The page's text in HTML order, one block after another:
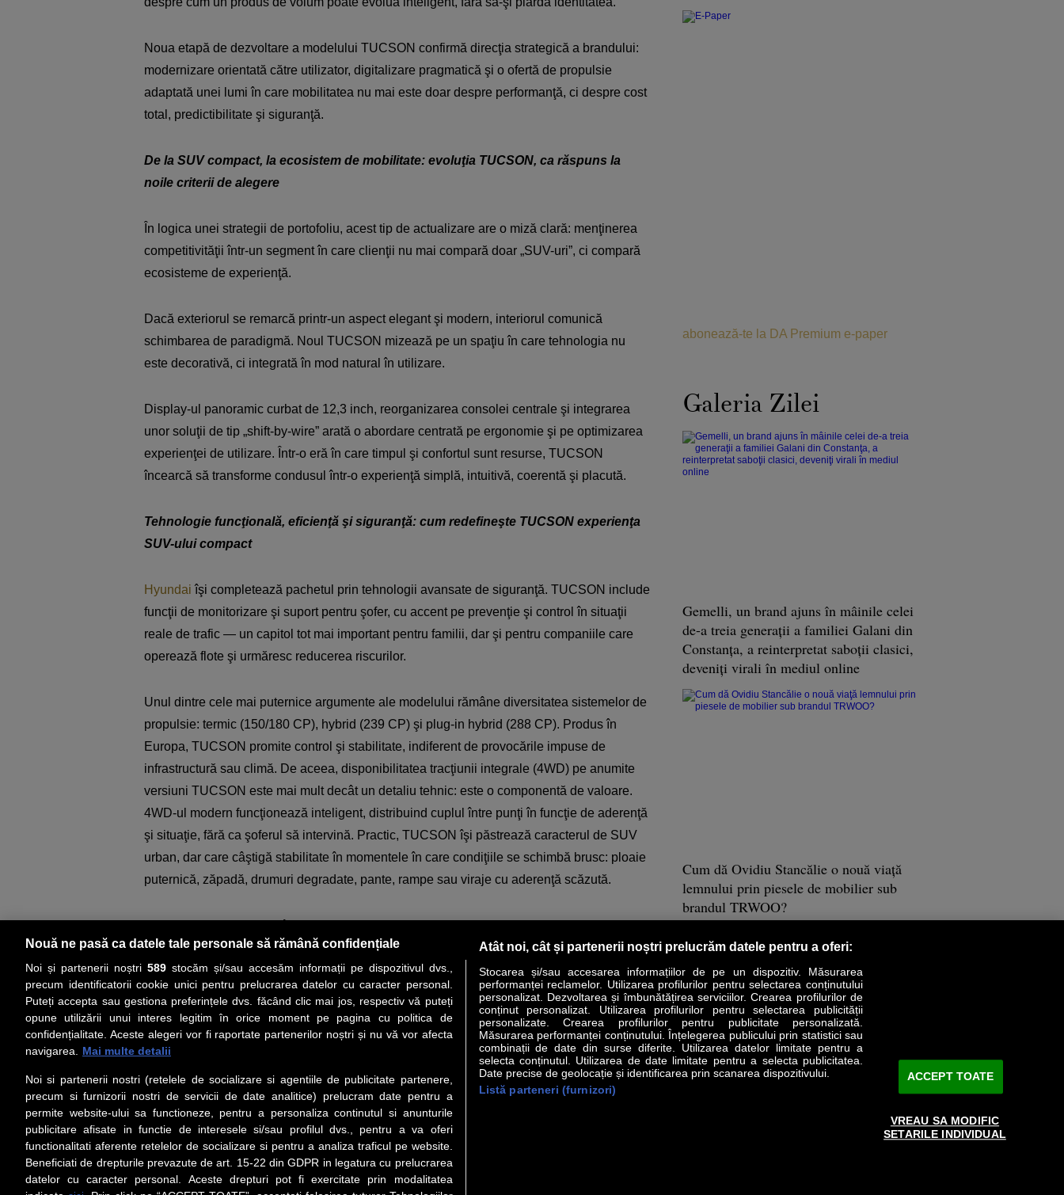
Noua etapă de dezvoltare a modelului TUCSON confirmă direcţia strategică a brandului:
modernizare orientată către utilizator, digitalizare pragmatică şi o ofertă de propulsie
adaptată unei lumi în care mobilitatea nu mai este doar despre performanţă, ci despre cost
total, predictibilitate şi siguranţă.
De la SUV compact, la ecosistem de mobilitate: evoluţia TUCSON, ca răspuns la
noile criterii de alegere
În logica unei strategii de portofoliu, acest tip de actualizare are o miză clară: menţinerea
competitivităţii într-un segment în care clienţii nu mai compară doar „SUV-uri”, ci compară
ecosisteme de experienţă.
Dacă exteriorul se remarcă printr-un aspect elegant şi modern, interiorul comunică
schimbarea de paradigmă. Noul TUCSON mizează pe un spaţiu în care tehnologia nu
este decorativă, ci integrată în mod natural în utilizare.
Display-ul panoramic curbat de 12,3 inch, reorganizarea consolei centrale şi integrarea
unor soluţii de tip „shift-by-wire” arată o abordare centrată pe ergonomie şi pe optimizarea
experienţei de utilizare. Într-o eră în care timpul şi confortul sunt resurse, TUCSON
încearcă să transforme condusul într-o experienţă simplă, intuitivă, coerentă şi placută.
Tehnologie funcţională, eficienţă şi siguranţă: cum redefineşte TUCSON experienţa
SUV-ului compact
Hyundai îşi completează pachetul prin tehnologii avansate de siguranţă. TUCSON include
funcţii de monitorizare şi suport pentru şofer, cu accent pe prevenţie şi control în situaţii
reale de trafic — un capitol tot mai important pentru familii, dar şi pentru companiile care
operează flote şi urmăresc reducerea riscurilor.
Unul dintre cele mai puternice argumente ale modelului rămâne diversitatea sistemelor de
propulsie: termic (150/180 CP), hybrid (239 CP) şi plug-in hybrid (288 CP). Produs în
Europa, TUCSON promite control şi stabilitate, indiferent de provocările impuse de
infrastructură sau climă. De aceea, disponibilitatea tracţiunii integrale (4WD) pe anumite
versiuni TUCSON este mai mult decât un detaliu tehnic: este o componentă de valoare.
4WD-ul modern funcţionează inteligent, distribuind cuplul între punţi în funcţie de aderenţă
şi situaţie, fără ca şoferul să intervină. Practic, TUCSON îşi păstrează caracterul de SUV
urban, dar care câştigă stabilitate în momentele în care condiţiile se schimbă brusc: ploaie
puternică, zăpadă, drumuri degradate, pante, rampe sau viraje cu aderenţă scăzută.
senzaţia de produs premium fără să intre în zona inaccesibilă a preţului. Designul rafinat,
fiabilitatea dovedită, interiorul digitalizat, sistemele de asistenţă şi opţiunile de propulsie îl
transformă într-un SUV construit nu doar pentru prezent, ci pentru o piaţă în care cerinţele
se schimbă rapid.
abonează-te la DA Premium e-paper
Galeria Zilei
Gemelli, un brand ajuns în mâinile celei
de-a treia generaţii a familiei Galani din
Constanţa, a reinterpretat saboţii clasici,
deveniţi virali în mediul online
Cum dă Ovidiu Stancălie o nouă viaţă
lemnului prin piesele de mobilier sub
brandul TRWOO?
Cluj un brand de modă cu mătase drept
semnătură, ajuns din România până în
Nouă ne pasă ca datele tale personale să rămână confidențiale
Noi și partenerii noștri 589stocăm și/sau accesăm informații pe dispozitivul dvs.,
precum identificatorii cookie unici pentru prelucrarea datelor cu caracter personal.
Puteți accepta sau gestiona preferințele dvs. făcând clic mai jos, respectiv vă puteți
opune utilizării unui interes legitim în orice moment pe pagina cu politica de
confidențialitate. Aceste alegeri vor fi raportate partenerilor noștri și nu vă vor afecta
navigarea. Mai multe detalii
Noi si partenerii nostri (retelele de socializare si agentiile de publicitate partenere,
precum si furnizorii nostri de servicii de date analitice) prelucram date pentru a
permite website-ului sa functioneze, pentru a personaliza continutul si anunturile
publicitare afisate in functie de interesele si/sau profilul dvs., pentru a va oferi
functionalitati aferente retelelor de socializare si pentru a analiza traficul pe website.
Beneficiati de drepturile prevazute de art. 15-22 din GDPR in legatura cu prelucrarea
datelor cu caracter personal. Aceste drepturi pot fi exercitate prin modalitatea
Atât noi, cât și partenerii noștri prelucrăm datele pentru a oferi:
Stocarea și/sau accesarea informațiilor de pe un dispozitiv. Măsurarea
performanței reclamelor. Utilizarea profilurilor pentru selectarea conținutului
personalizat. Dezvoltarea și îmbunătățirea serviciilor. Crearea profilurilor de
conținut personalizat. Utilizarea profilurilor pentru selectarea publicității
personalizate. Crearea profilurilor pentru publicitate personalizată.
Măsurarea performanței conținutului. Înțelegerea publicului prin statistici sau
combinații de date din surse diferite. Utilizarea datelor limitate pentru a
selecta conținutul. Utilizarea de date limitate pentru a selecta publicitatea.
Date precise de geolocație și identificarea prin scanarea dispozitivului.
Listă parteneri (furnizori)
ACCEPT TOATE
VREAU SA MODIFIC
SETARILE INDIVIDUAL